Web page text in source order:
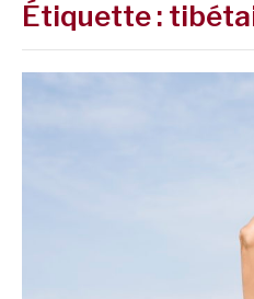
Étiquette :